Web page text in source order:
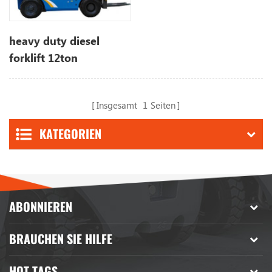
heavy duty diesel
forklift 12ton
Insgesamt 1 Seiten
KATEGORIEN
ABONNIEREN
BRAUCHEN SIE HILFE